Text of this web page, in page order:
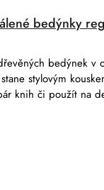
bedýnky
bedýnek v
stylovým
knih či použít na